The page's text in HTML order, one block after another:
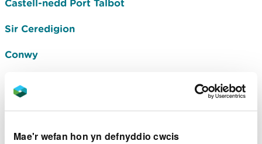
Mae'r wefan hon yn defnyddio cwcis
Castell-nedd Port Talbot
Sir Ceredigion
Conwy
Sir Fynwy